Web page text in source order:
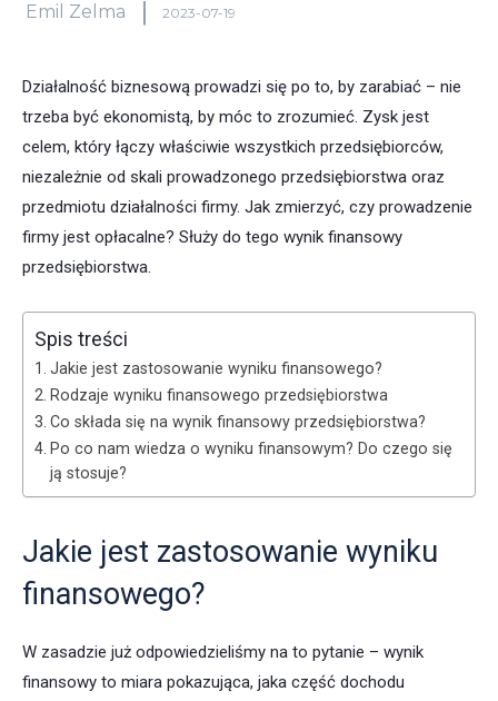
Emil Zelma 2023-07-19
Działalność biznesową prowadzi się po to, by zarabiać – nie
trzeba być ekonomistą, by móc to zrozumieć. Zysk jest
celem, który łączy właściwie wszystkich przedsiębiorców,
niezależnie od skali prowadzonego przedsiębiorstwa oraz
przedmiotu działalności firmy. Jak zmierzyć, czy prowadzenie
firmy jest opłacalne? Służy do tego wynik finansowy
przedsiębiorstwa.
Spis treści
Jakie jest zastosowanie wyniku finansowego?
Rodzaje wyniku finansowego przedsiębiorstwa
Co składa się na wynik finansowy przedsiębiorstwa?
Po co nam wiedza o wyniku finansowym? Do czego się
ją stosuje?
Jakie jest zastosowanie wyniku
finansowego?
W zasadzie już odpowiedzieliśmy na to pytanie – wynik
finansowy to miara pokazująca, jaka część dochodu